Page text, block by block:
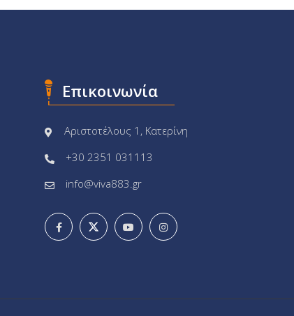
Επικοινωνία
Αριστοτέλους 1, Κατερίνη
+30 2351 031113
info@viva883.gr